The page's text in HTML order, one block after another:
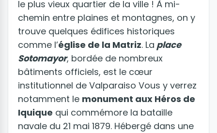
le plus vieux quartier de la ville ! À mi-
chemin entre plaines et montagnes, on y
trouve quelques édifices historiques
comme l’église de la Matriz. La place
Sotomayor, bordée de nombreux
bâtiments officiels, est le cœur
institutionnel de Valparaiso Vous y verrez
notamment le monument aux Héros de
Iquique qui commémore la bataille
navale du 21 mai 1879. Hébergé dans une